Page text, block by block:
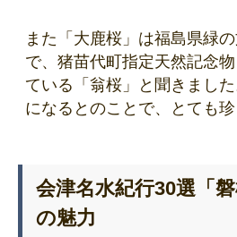
また「大鹿桜」は福島県緑
で、猪苗代町指定天然記念
ている「翁桜」と聞きまし
になるとのことで、とても珍
会津名水紀行30選「磐
の魅力